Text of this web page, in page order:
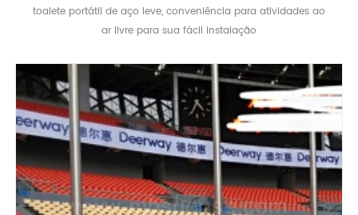
toalete portátil de aço leve, conveniência para atividades ao
ar livre para sua fácil instalação